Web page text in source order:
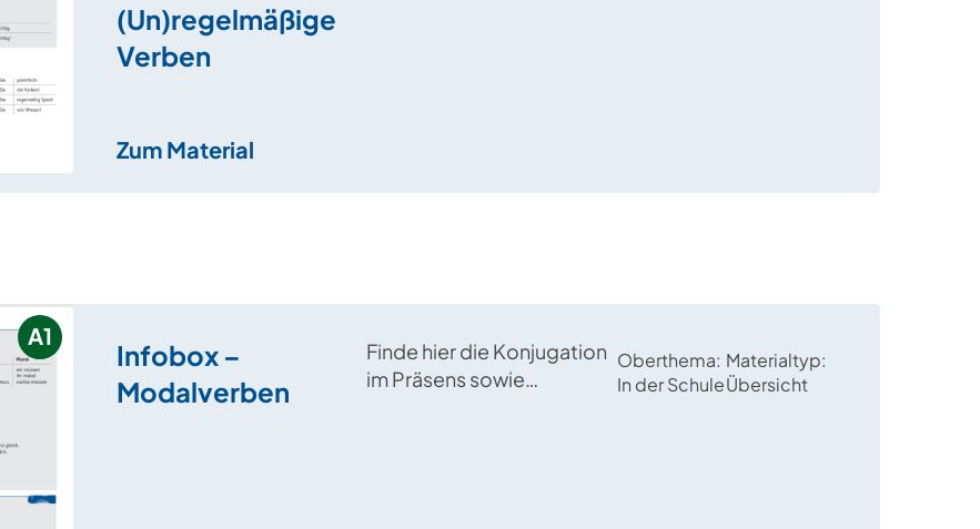
(Un)regelmäßige
Verben
Zum Material
A1
Infobox –
Modalverben
Finde hier die Konjugation
im Präsens sowie
Oberthema
In der Schule
Materialtyp
Übersicht